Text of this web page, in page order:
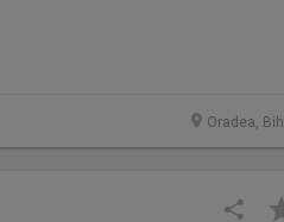
Oradea,